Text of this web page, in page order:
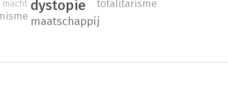
dystopie
maatschappij
totalitarisme
macht